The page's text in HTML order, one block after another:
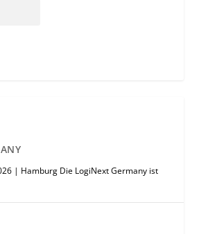
| Hamburg Die LogiNext Germany ist